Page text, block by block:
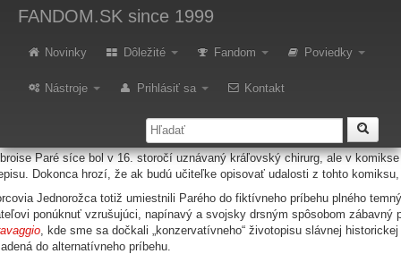
FANDOM.SK since 1999
Novinky Dôležité Fandom Poviedky
Nástroje Prihlásiť sa Kontakt
Jednorožec 1 + 2
1565. Boj o anatómiu ľudského tela práve začína. Tapisérie ešte nikdy
rumunskom panovníkovi Vladovi Narážačovi (Kroniky legie
sa v tomto prípade nestáva drastický antagonista, ktorý životy
Paré síce bol v 16. storočí uznávaný kráľovský chirurg, ale v
Dokonca hrozí, že ak budú učiteľke opisovať udalosti z tohto
Jednorožca totiž umiestnili Parého do fiktívneho príbehu plného
ponúknuť vzrušujúci, napínavý a svojsky drsným spôsobom zábavný
, kde sme sa dočkali „konzervatívneho“ životopisu slávnej
do alternatívneho príbehu.